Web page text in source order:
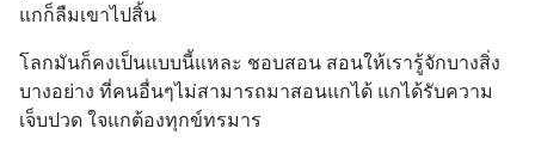
แกก็ลืมเขาไปสิ้น
โลกมันก็คงเป็นแบบนี้แหละ ชอบสอน สอนให้เรารู้จักบางสิ่ง
บางอย่าง ที่คนอื่นๆไม่สามารถมาสอนแกได้ แกได้รับความ
เจ็บปวด ใจแกต้องทุกข์ทรมาร